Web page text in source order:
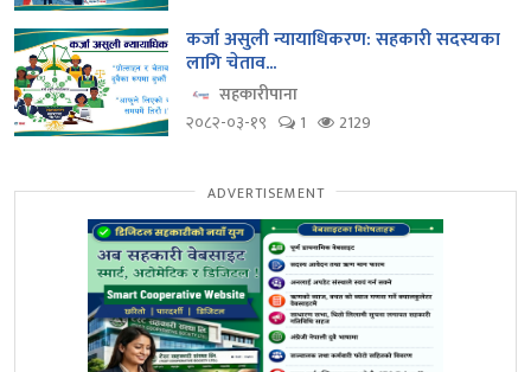
कर्जा असुली न्यायाधिकरण: सहकारी सदस्यका
लागि चेताव...
सहकारीपाना
२०८२-०३-१९
1 2129
ADVERTISEMENT